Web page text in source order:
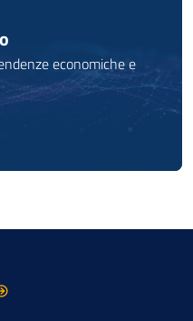
economiche e